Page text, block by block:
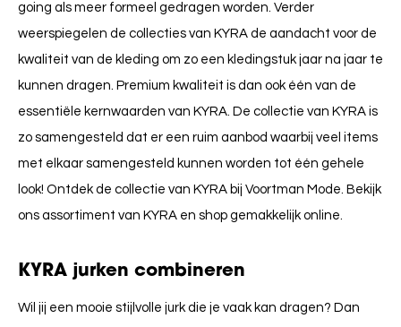
going als meer formeel gedragen worden. Verder
weerspiegelen de collecties van KYRA de aandacht voor de
kwaliteit van de kleding om zo een kledingstuk jaar na jaar te
kunnen dragen. Premium kwaliteit is dan ook één van de
essentiële kernwaarden van KYRA. De collectie van KYRA is
zo samengesteld dat er een ruim aanbod waarbij veel items
met elkaar samengesteld kunnen worden tot één gehele
look! Ontdek de collectie van KYRA bij Voortman Mode. Bekijk
ons assortiment van KYRA en shop gemakkelijk online.
KYRA jurken combineren
Wil jij een mooie stijlvolle jurk die je vaak kan dragen? Dan